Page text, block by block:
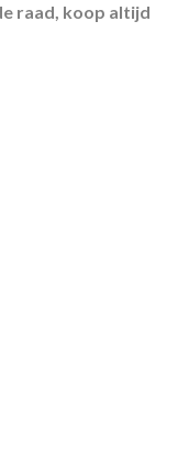
raad, koop altijd